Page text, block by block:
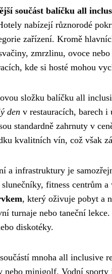
součást balíčku all
nabízejí různorodé
zařízení. Kromě
zmrzlinu, ovoce
kde si hosté mohou
složku balíčku all
den v restauracích, barech
standardně zahrnuty v
kvalitních vín, což však
a infrastruktury je
fitness centrům a
, který oživuje pobyt a
turnaje nebo taneční
diskotéky.
mnoha all inclusive
minigolf. Vodní